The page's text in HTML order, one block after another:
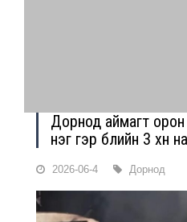
Дорнод аймагт орон
нэг гэр бүлийн 3 хүн
2026-06-4 Дорнод